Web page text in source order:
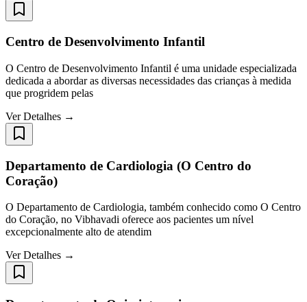
Centro de Desenvolvimento Infantil
O Centro de Desenvolvimento Infantil é uma unidade especializada
dedicada a abordar as diversas necessidades das crianças à medida
que progridem pelas
Ver Detalhes →
Departamento de Cardiologia (O Centro do
Coração)
O Departamento de Cardiologia, também conhecido como O Centro
do Coração, no Vibhavadi oferece aos pacientes um nível
excepcionalmente alto de atendim
Ver Detalhes →